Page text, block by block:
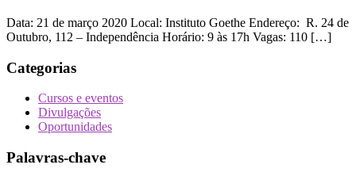
Data: 21 de março 2020 Local: Instituto Goethe Endereço: R. 24 de
Outubro, 112 – Independência Horário: 9 às 17h Vagas: 110 […]
Categorias
Cursos e eventos
Divulgações
Oportunidades
Palavras-chave